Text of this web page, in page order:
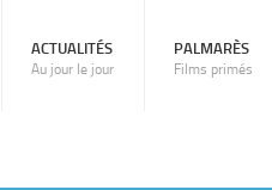
ACTUALITÉS
Au jour le jour
PALMARÈS
Films primés